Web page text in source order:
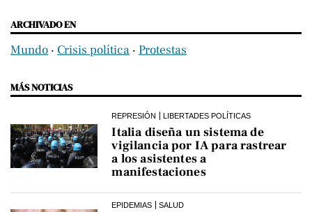
ARCHIVADO EN
Mundo ‧ Crisis política ‧ Protestas
MÁS NOTICIAS
REPRESIÓN LIBERTADES POLÍTICAS
Italia diseña un sistema de
vigilancia por IA para rastrear
a los asistentes a
manifestaciones
EPIDEMIAS SALUD